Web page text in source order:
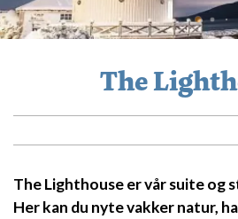
The
The Lighthouse er vår suite og
Her kan du nyte vakker natur,